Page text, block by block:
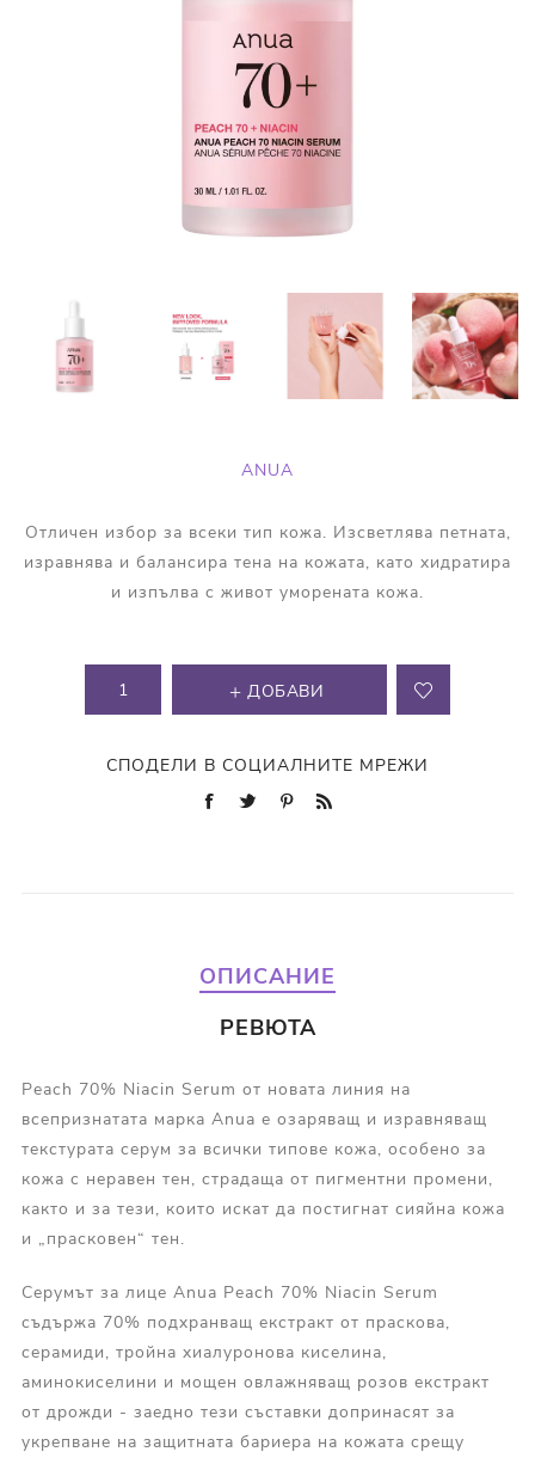
ANUA
Отличен избор за всеки тип кожа. Изсветлява петната,
изравнява и балансира тена на кожата, като хидратира
и изпълва с живот уморената кожа.
ДОБАВИ
СПОДЕЛИ В СОЦИАЛНИТЕ МРЕЖИ
ОПИСАНИЕ
РЕВЮТА
Peach 70% Niacin Serum от новата линия на
всепризнатата марка Anua е озаряващ и изравняващ
текстурата серум за всички типове кожа, особено за
кожа с неравен тен, страдаща от пигментни промени,
както и за тези, които искат да постигнат сияйна кожа
и „прасковен“ тен.
Серумът за лице Anua Peach 70% Niacin Serum
съдържа 70% подхранващ екстракт от праскова,
серамиди, тройна хиалуронова киселина,
аминокиселини и мощен овлажняващ розов екстракт
от дрожди - заедно тези съставки допринасят за
укрепване на защитната бариера на кожата срещу